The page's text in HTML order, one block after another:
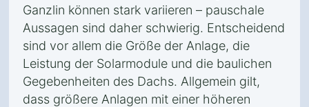
Ganzlin können stark variieren – pauschale
Aussagen sind daher schwierig. Entscheidend
sind vor allem die Größe der Anlage, die
Leistung der Solarmodule und die baulichen
Gegebenheiten des Dachs. Allgemein gilt,
dass größere Anlagen mit einer höheren